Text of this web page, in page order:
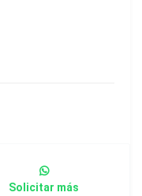
Solicitar más